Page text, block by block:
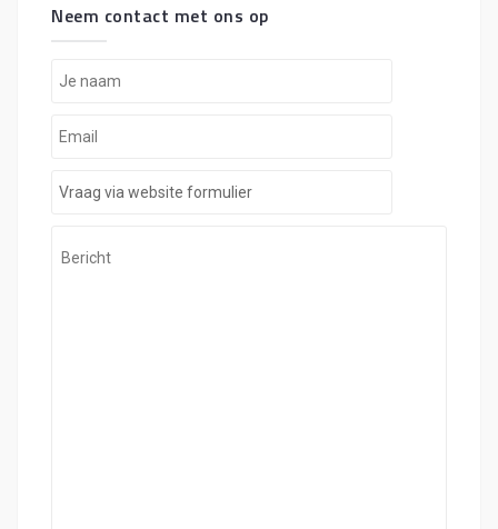
Neem contact met ons op